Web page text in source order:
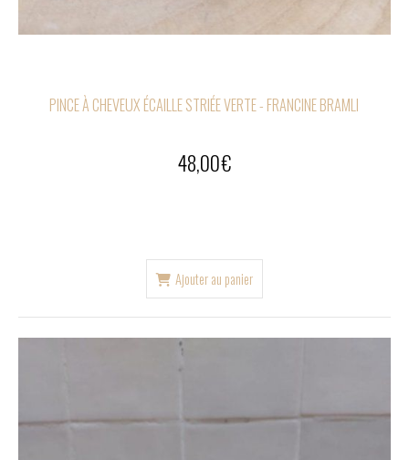
PINCE À CHEVEUX ÉCAILLE STRIÉE VERTE - FRANCINE BRAMLI
48,00€
Ajouter au panier